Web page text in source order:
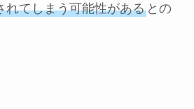
れてしまう可能性があるとの